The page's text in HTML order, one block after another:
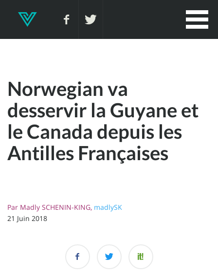
Norwegian va
desservir la Guyane et
le Canada depuis les
Antilles Françaises
Par Madly SCHENIN-KING, madlySK
21 Juin 2018